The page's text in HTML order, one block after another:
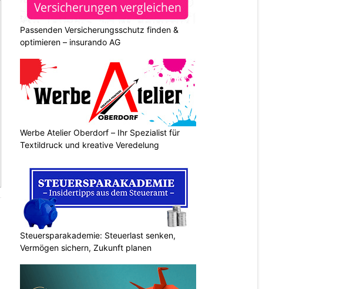
Passenden Versicherungsschutz finden &
optimieren – insurando AG
Werbe Atelier Oberdorf – Ihr Spezialist für
Textildruck und kreative Veredelung
Steuersparakademie: Steuerlast senken,
Vermögen sichern, Zukunft planen